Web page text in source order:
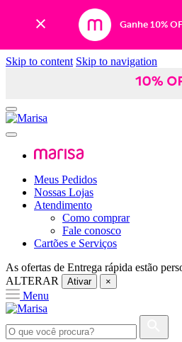
Ganhe 10%
Skip to content Skip to navigation
Meus Pedidos
Nossas Lojas
Atendimento
Como comprar
Fale conosco
Cartões e Serviços
As ofertas de Entrega rápida estão
ALTERAR
Ativar ×
Menu